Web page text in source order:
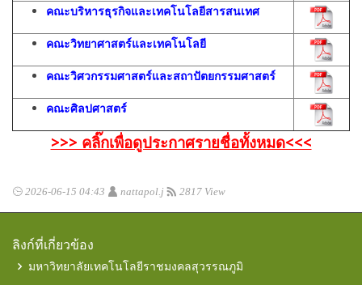
คณะบริหารธุรกิจและเทคโนโลยีสารสนเทศ
คณะวิทยาศาสตร์และเทคโนโลยี
คณะวิศวกรรมศาสตร์และสถาปัตยกรรมศาสตร์
คณะศิลปศาสตร์
>>> คลิ๊กเพื่อดูประกาศรายชื่อทั้งหมด<<<
2026-06-15 04:43 nattapol.j 2817 View
ลิงก์ที่เกี่ยวข้อง
มหาวิทยาลัยเทคโนโลยีราชมงคลสุวรรณภูมิ